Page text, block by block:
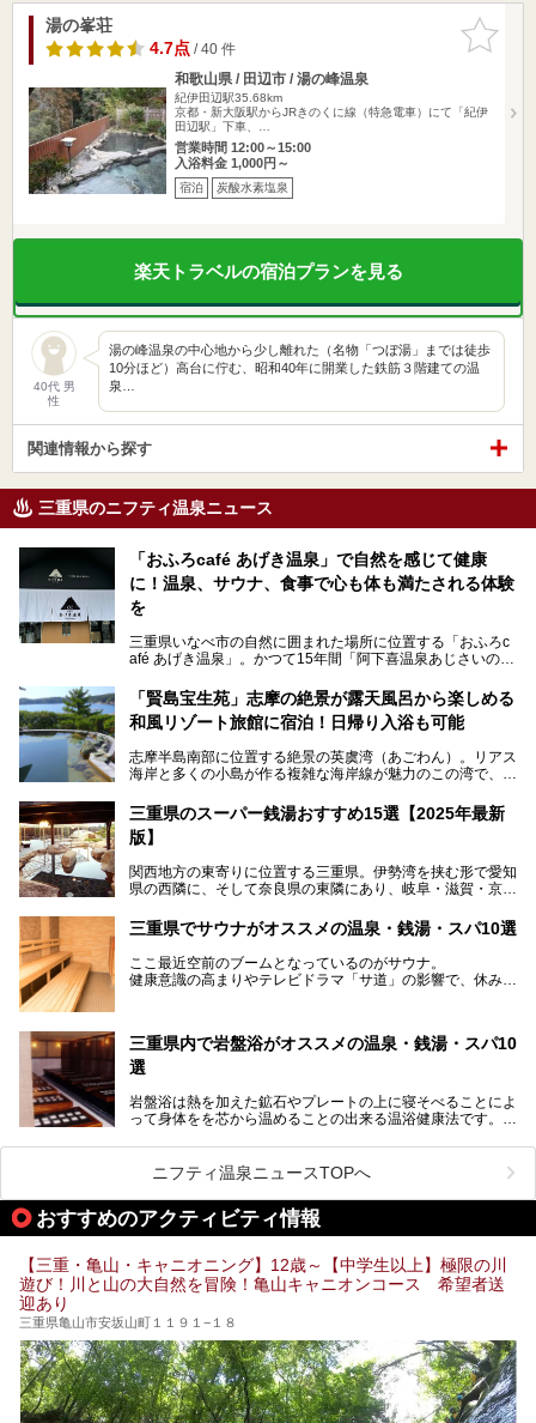
お気に入
りに追加
湯の峯荘
4.7点/ 40 件
和歌山県 / 田辺市 / 湯の峰温泉
紀伊田辺駅35.68km
京都・新大阪駅からJRきのくに線（特急電車）にて「紀伊
田辺駅」下車、…
営業時間 12:00～15:00
入浴料金 1,000円～
宿泊 炭酸水素塩泉
楽天トラベルの宿泊プランを見る
40代 男
性
湯の峰温泉の中心地から少し離れた（名物「つぼ湯」までは徒歩
10分ほど）高台に佇む、昭和40年に開業した鉄筋３階建ての温
泉…
関連情報から探す
三重県のニフティ温泉ニュース
「おふろcafé あげき温泉」で自然を感じて健康
に！温泉、サウナ、食事で心も体も満たされる体験
を
三重県いなべ市の自然に囲まれた場所に位置する「おふろc
afé あげき温泉」。かつて15年間「阿下喜温泉あじさいの
泊が楽しめる施設として2024年4月に新しく生まれ変わりま
した！
ていた施設……。今回は、地元の方から観光客まで楽しめる
「おふろcafé あげき温泉」をじっくりご紹介していきま
「賢島宝生苑」志摩の絶景が露天風呂から楽しめる
和風リゾート旅館に宿泊！日帰り入浴も可能
志摩半島南部に位置する絶景の英虞湾（あごわん）。リアス
海岸と多くの小島が作る複雑な海岸線が魅力のこの湾で、最
らも英虞湾が一望できる人気の旅館「賢島宝生苑（かしこじ
まほうじょうえん）」をご紹介します。日帰り入浴もできま
すよ！
───
提供元：賢島宝生苑【PR】
三重県のスーパー銭湯おすすめ15選【2025年最新
版】
関西地方の東寄りに位置する三重県。伊勢湾を挟む形で愛知
県の西隣に、そして奈良県の東隣にあり、岐阜・滋賀・京
伊勢神宮を擁する伊勢志摩や、世界遺産に登録された熊野古
道をはじめ、鳥羽水族館、忍者の里・伊賀、鈴鹿サーキッ
ト、松坂牛に伊勢海老……と、観光＆グルメの宝庫です。
東からも西からも訪れやすい三重県には、ハイクオリティな
スーパー銭湯がたくさん！お風呂も食事もコスパもいい、お
三重県でサウナがオススメの温泉・銭湯・スパ10選
ここ最近空前のブームとなっているのがサウナ。
健康意識の高まりやテレビドラマ「サ道」の影響で、休みの
いサウナのある温泉や銭湯、スパをご紹介。
気軽に立ち寄れてリラックス効果の高いサウナで、日頃の疲
れをリフレッシュしませんか？
三重県内で岩盤浴がオススメの温泉・銭湯・スパ10
選
岩盤浴は熱を加えた鉱石やプレートの上に寝そべることによ
って身体をを芯から温めることの出来る温浴健康法です。じ
果だけではなく、代謝が高まり健康や美容にも良い影響が期
待できます。今回はそんな岩盤浴にこだわった、三重県内の
オススメ温泉・銭湯・スパ10ヶ所を紹介させていただきま
す。
ニフティ温泉ニュースTOPへ
おすすめのアクティビティ情報
【三重・亀山・キャニオニング】12歳～【中学生以上】極限の川
遊び！川と山の大自然を冒険！亀山キャニオンコース 希望者送
迎あり
三重県亀山市安坂山町１１９１−１８